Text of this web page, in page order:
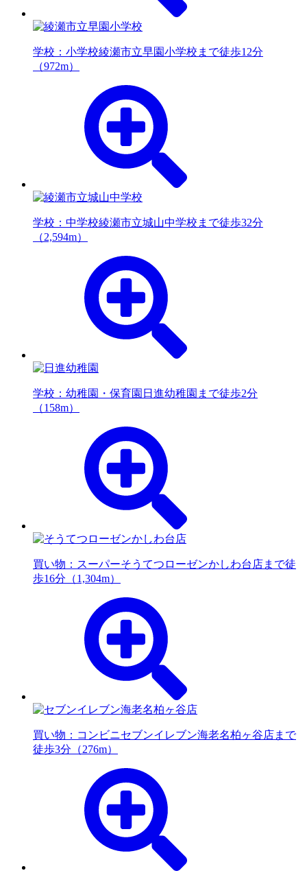
学校：小学校綾瀬市立早園小学校まで徒歩12分
（972m）
学校：中学校綾瀬市立城山中学校まで徒歩32分
（2,594m）
学校：幼稚園・保育園 日進幼稚園まで徒歩2分
（158m）
買い物：スーパーそうてつローゼンかしわ台店まで徒
歩16分（1,304m）
買い物：コンビニセブンイレブン海老名柏ヶ谷店まで
徒歩3分（276m）